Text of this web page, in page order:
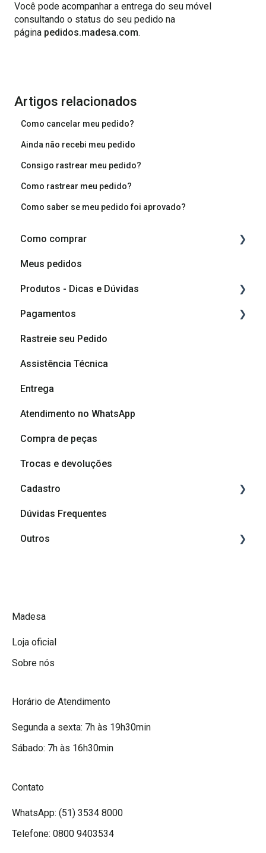
Você pode acompanhar a entrega do seu móvel
consultando o status do seu pedido na
página pedidos.madesa.com.
Artigos relacionados
Como cancelar meu pedido?
Ainda não recebi meu pedido
Consigo rastrear meu pedido?
Como rastrear meu pedido?
Como saber se meu pedido foi aprovado?
Como comprar
Como comprar
Como planejar o meu móvel
Meus pedidos
Produtos - Dicas e Dúvidas
Componentes do produto
Vídeos de montagem
Vídeos de Dicas de Montagem
Dicas e cuidados com seu móvel
Dúvidas sobre produtos
Pagamentos
Cashback
Formas de pagamento
Rastreie seu Pedido
Assistência Técnica
Entrega
Atendimento no WhatsApp
Compra de peças
Trocas e devoluções
Cadastro
Cadastro
Afiliação Madesa
Dúvidas Frequentes
Outros
A Madesa
Madesa
Loja oficial
Sobre nós
Horário de Atendimento
Segunda a sexta: 7h às 19h30min
Sábado: 7h às 16h30min
Contato
WhatsApp: (51) 3534 8000
Telefone: 0800 9403534